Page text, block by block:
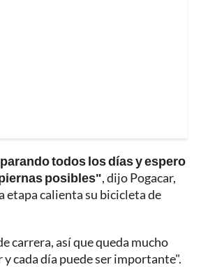
todos los días y espero
posibles", dijo Pogacar,
etapa calienta su bicicleta de
carrera, así que queda mucho
cada día puede ser importante".